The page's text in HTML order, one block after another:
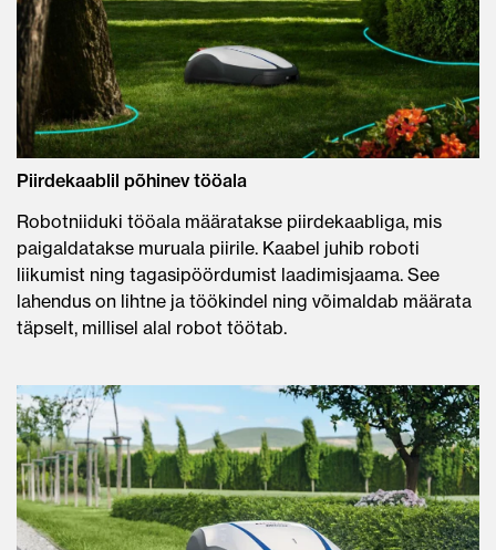
Piirdekaablil põhinev tööala
Robotniiduki tööala määratakse piirdekaabliga, mis
paigaldatakse muruala piirile. Kaabel juhib roboti
liikumist ning tagasipöördumist laadimisjaama. See
lahendus on lihtne ja töökindel ning võimaldab määrata
täpselt, millisel alal robot töötab.